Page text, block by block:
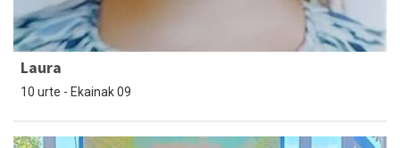
Laura
10 urte - Ekainak 09